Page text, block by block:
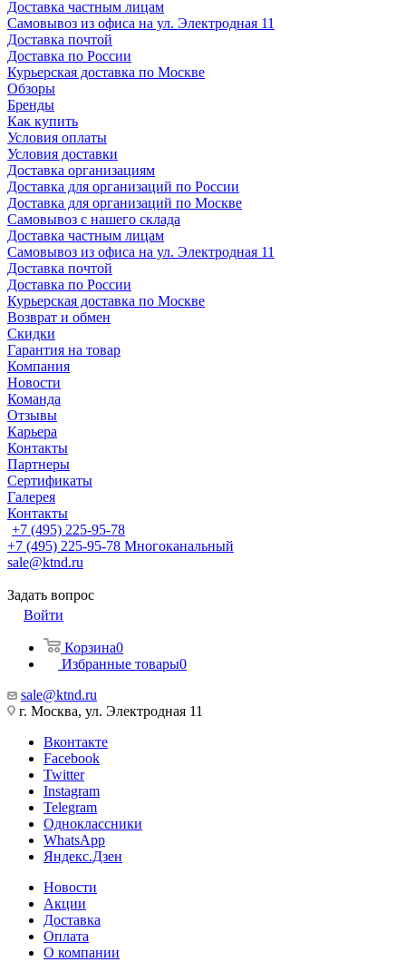
Доставка частным лицам
Самовывоз из офиса на ул. Электродная 11
Доставка почтой
Доставка по России
Курьерская доставка по Москве
Обзоры
Бренды
Как купить
Условия оплаты
Условия доставки
Доставка организациям
Доставка для организаций по России
Доставка для организаций по Москве
Самовывоз с нашего склада
Доставка частным лицам
Самовывоз из офиса на ул. Электродная 11
Доставка почтой
Доставка по России
Курьерская доставка по Москве
Возврат и обмен
Скидки
Гарантия на товар
Компания
Новости
Команда
Отзывы
Карьера
Контакты
Партнеры
Сертификаты
Галерея
Контакты
+7 (495) 225-95-78
+7 (495) 225-95-78 Многоканальный
sale@ktnd.ru
Задать вопрос
Войти
Корзина0
Избранные товары0
sale@ktnd.ru
г. Москва, ул. Электродная 11
Вконтакте
Facebook
Twitter
Instagram
Telegram
Одноклассники
WhatsApp
Яндекс.Дзен
Новости
Акции
Доставка
Оплата
О компании